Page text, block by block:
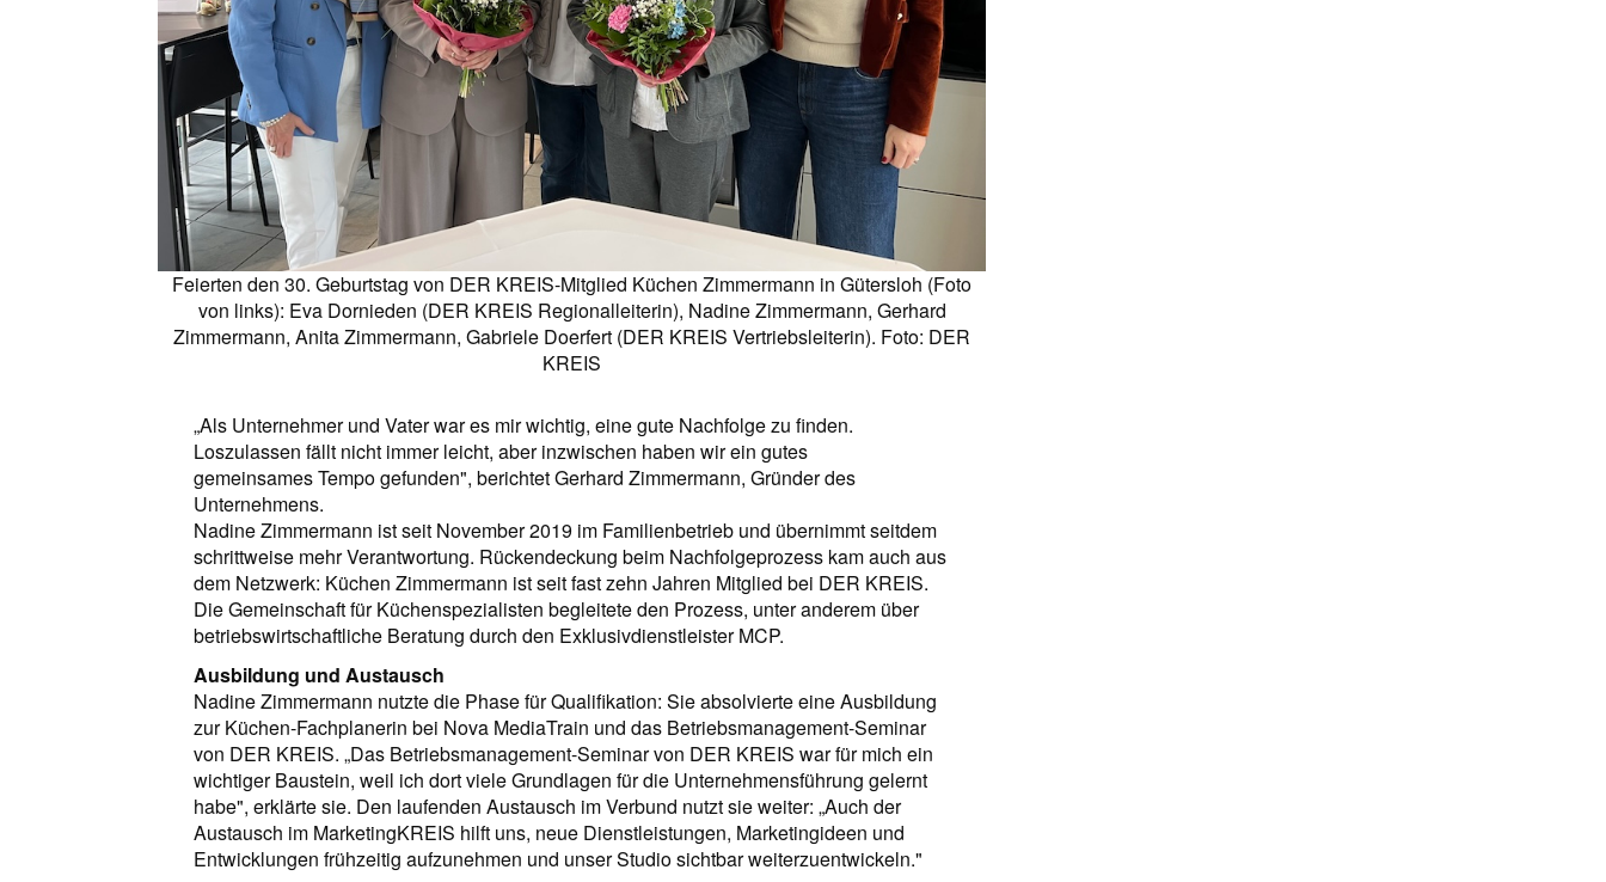
Feierten den 30. Geburtstag von DER KREIS-Mitglied Küchen Zimmermann in Gütersloh (Foto
von links): Eva Dornieden (DER KREIS Regionalleiterin), Nadine Zimmermann, Gerhard
Zimmermann, Anita Zimmermann, Gabriele Doerfert (DER KREIS Vertriebsleiterin). Foto: DER
KREIS
„Als Unternehmer und Vater war es mir wichtig, eine gute Nachfolge zu finden.
Loszulassen fällt nicht immer leicht, aber inzwischen haben wir ein gutes
gemeinsames Tempo gefunden", berichtet Gerhard Zimmermann, Gründer des
Unternehmens.
Nadine Zimmermann ist seit November 2019 im Familienbetrieb und übernimmt seitdem
schrittweise mehr Verantwortung. Rückendeckung beim Nachfolgeprozess kam auch aus
dem Netzwerk: Küchen Zimmermann ist seit fast zehn Jahren Mitglied bei DER KREIS.
Die Gemeinschaft für Küchenspezialisten begleitete den Prozess, unter anderem über
betriebswirtschaftliche Beratung durch den Exklusivdienstleister MCP.
Ausbildung und Austausch
Nadine Zimmermann nutzte die Phase für Qualifikation: Sie absolvierte eine Ausbildung
zur Küchen-Fachplanerin bei Nova MediaTrain und das Betriebsmanagement-Seminar
von DER KREIS. „Das Betriebsmanagement-Seminar von DER KREIS war für mich ein
wichtiger Baustein, weil ich dort viele Grundlagen für die Unternehmensführung gelernt
habe", erklärte sie. Den laufenden Austausch im Verbund nutzt sie weiter: „Auch der
Austausch im MarketingKREIS hilft uns, neue Dienstleistungen, Marketingideen und
Entwicklungen frühzeitig aufzunehmen und unser Studio sichtbar weiterzuentwickeln."